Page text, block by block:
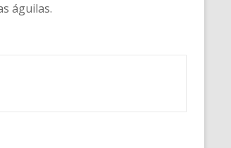
águilas.